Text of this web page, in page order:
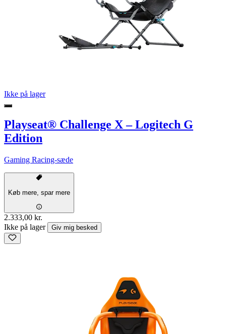
Ikke på lager
Playseat® Challenge X – Logitech G
Edition
Gaming Racing-sæde
Køb mere, spar mere
2.333,00 kr.
Ikke på lager
Giv mig besked